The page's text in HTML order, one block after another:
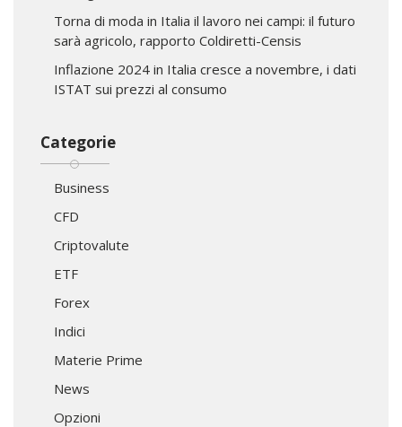
Torna di moda in Italia il lavoro nei campi: il futuro
sarà agricolo, rapporto Coldiretti-Censis
Inflazione 2024 in Italia cresce a novembre, i dati
ISTAT sui prezzi al consumo
Categorie
Business
CFD
Criptovalute
ETF
Forex
Indici
Materie Prime
News
Opzioni